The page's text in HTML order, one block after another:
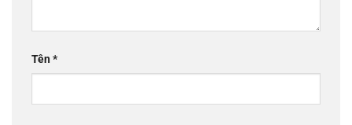
Tên*